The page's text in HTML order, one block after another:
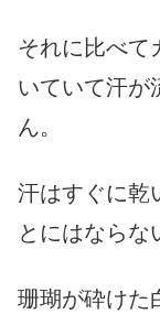
それに比べて
いていて汗が
ん。
汗はすぐに乾
とにはならな
珊瑚が砕けた